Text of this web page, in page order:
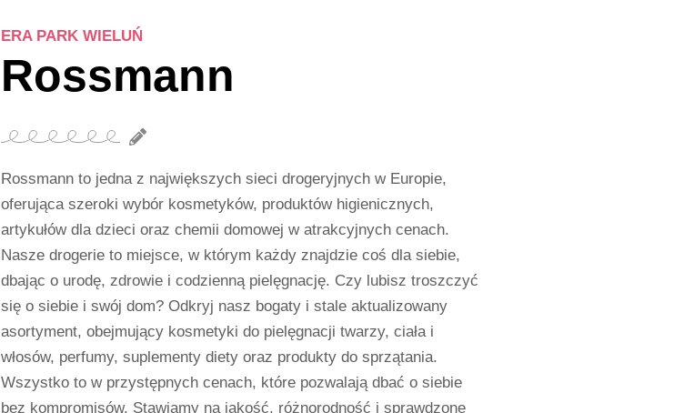
ERA PARK WIELUŃ
Rossmann
Rossmann to jedna z największych sieci drogeryjnych w Europie,
oferująca szeroki wybór kosmetyków, produktów higienicznych,
artykułów dla dzieci oraz chemii domowej w atrakcyjnych cenach.
Nasze drogerie to miejsce, w którym każdy znajdzie coś dla siebie,
dbając o urodę, zdrowie i codzienną pielęgnację. Czy lubisz troszczyć
się o siebie i swój dom? Odkryj nasz bogaty i stale aktualizowany
asortyment, obejmujący kosmetyki do pielęgnacji twarzy, ciała i
włosów, perfumy, suplementy diety oraz produkty do sprzątania.
Wszystko to w przystępnych cenach, które pozwalają dbać o siebie
bez kompromisów. Stawiamy na jakość, różnorodność i sprawdzone